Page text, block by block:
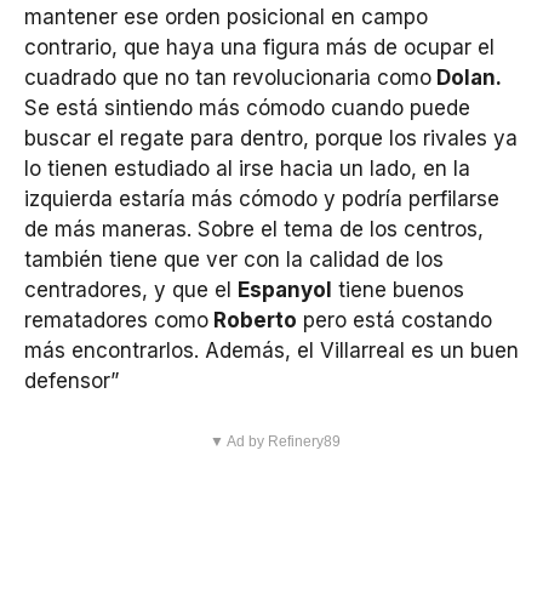
mantener ese orden posicional en campo
contrario, que haya una figura más de ocupar el
cuadrado que no tan revolucionaria como Dolan.
Se está sintiendo más cómodo cuando puede
buscar el regate para dentro, porque los rivales ya
lo tienen estudiado al irse hacia un lado, en la
izquierda estaría más cómodo y podría perfilarse
de más maneras. Sobre el tema de los centros,
también tiene que ver con la calidad de los
centradores, y que el Espanyol tiene buenos
rematadores como Roberto pero está costando
más encontrarlos. Además, el Villarreal es un buen
defensor”
▼ Ad by Refinery89